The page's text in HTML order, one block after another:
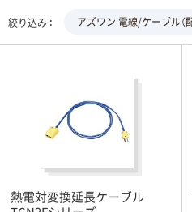
絞り込み アズワン 電線/ケーブル（
熱電対変換延長ケーブル